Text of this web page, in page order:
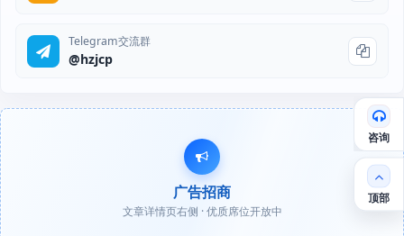
Telegram交流群
@hzjcp
广告招商
文章详情页右侧 · 优质席位开放中
咨询
顶部